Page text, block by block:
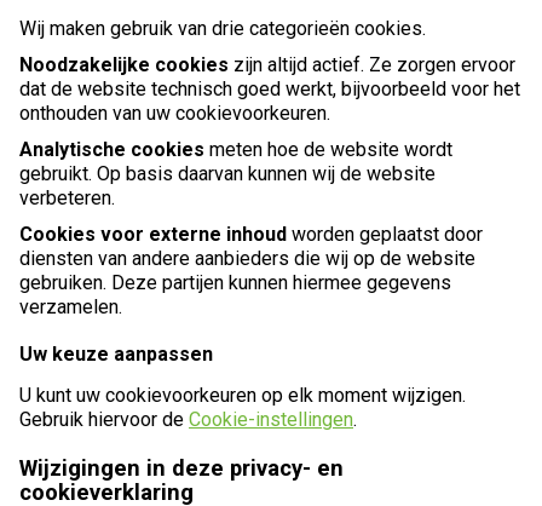
Wij maken gebruik van drie categorieën cookies.
Noodzakelijke cookies zijn altijd actief. Ze zorgen ervoor
dat de website technisch goed werkt, bijvoorbeeld voor het
onthouden van uw cookievoorkeuren.
Analytische cookies meten hoe de website wordt
gebruikt. Op basis daarvan kunnen wij de website
verbeteren.
Cookies voor externe inhoud worden geplaatst door
diensten van andere aanbieders die wij op de website
gebruiken. Deze partijen kunnen hiermee gegevens
verzamelen.
Uw keuze aanpassen
U kunt uw cookievoorkeuren op elk moment wijzigen.
Gebruik hiervoor de Cookie-instellingen.
Wijzigingen in deze privacy- en
cookieverklaring